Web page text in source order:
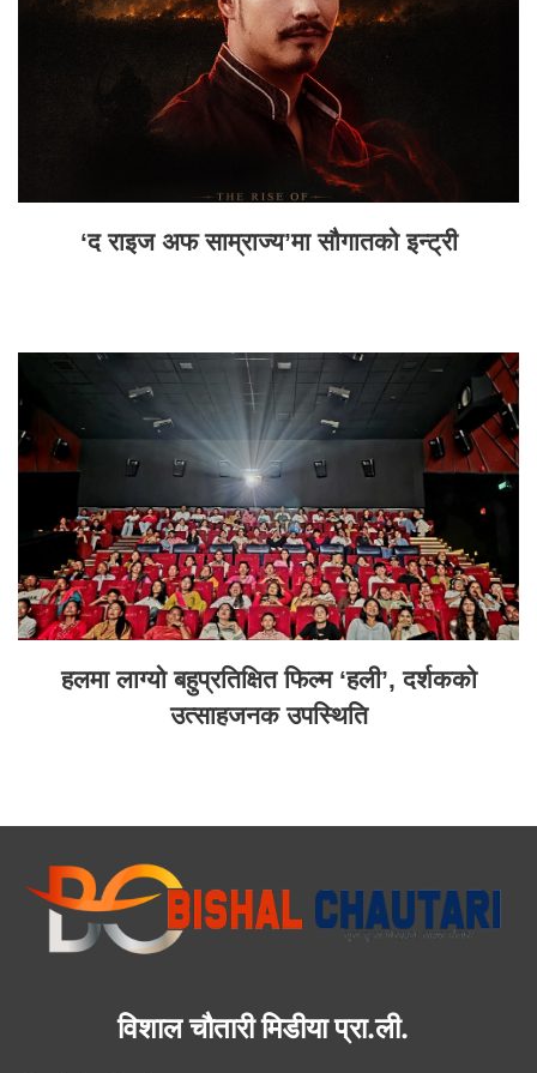
‘द राइज अफ साम्राज्य’मा सौगातको इन्ट्री
हलमा लाग्यो बहुप्रतिक्षित फिल्म ‘हली’, दर्शकको
उत्साहजनक उपस्थिति
विशाल चौतारी मिडीया प्रा.ली.